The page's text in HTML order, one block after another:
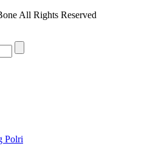
All Rights Reserved
Polri